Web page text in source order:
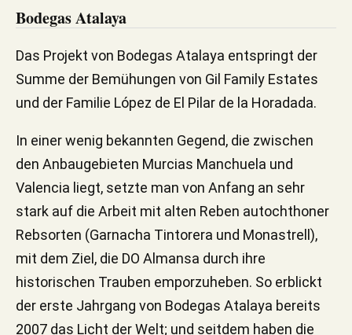
Bodegas Atalaya
Das Projekt von Bodegas Atalaya entspringt der
Summe der Bemühungen von Gil Family Estates
und der Familie López de El Pilar de la Horadada.
In einer wenig bekannten Gegend, die zwischen
den Anbaugebieten Murcias Manchuela und
Valencia liegt, setzte man von Anfang an sehr
stark auf die Arbeit mit alten Reben autochthoner
Rebsorten (Garnacha Tintorera und Monastrell),
mit dem Ziel, die DO Almansa durch ihre
historischen Trauben emporzuheben. So erblickt
der erste Jahrgang von Bodegas Atalaya bereits
2007 das Licht der Welt; und seitdem haben die